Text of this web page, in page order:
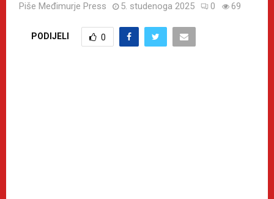
Piše Međimurje Press 5. studenoga 2025 0 69
PODIJELI 0